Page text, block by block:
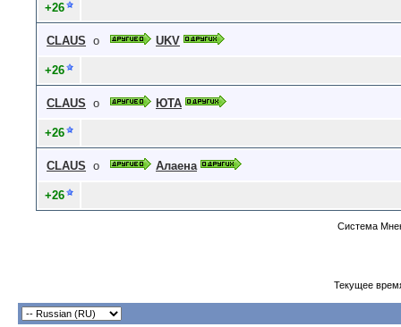
+26
CLAUS о UKV
+26
CLAUS о ЮТА
+26
CLAUS о Алаена
+26
Система
Текущее